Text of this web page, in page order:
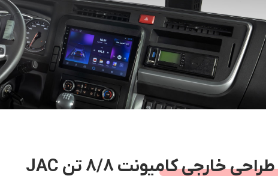
طراحی خارجی کامیونت 8/8 تن JAC